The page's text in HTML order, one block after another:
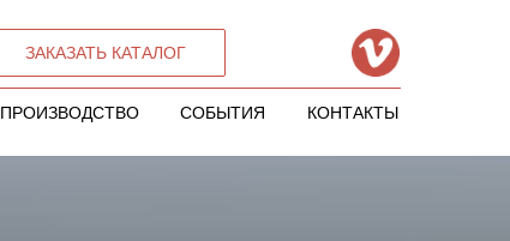
ПРОИЗВОДСТВО КОНТАКТЫ
СОБЫТИЯ
ЗАКАЗАТЬ КАТАЛОГ